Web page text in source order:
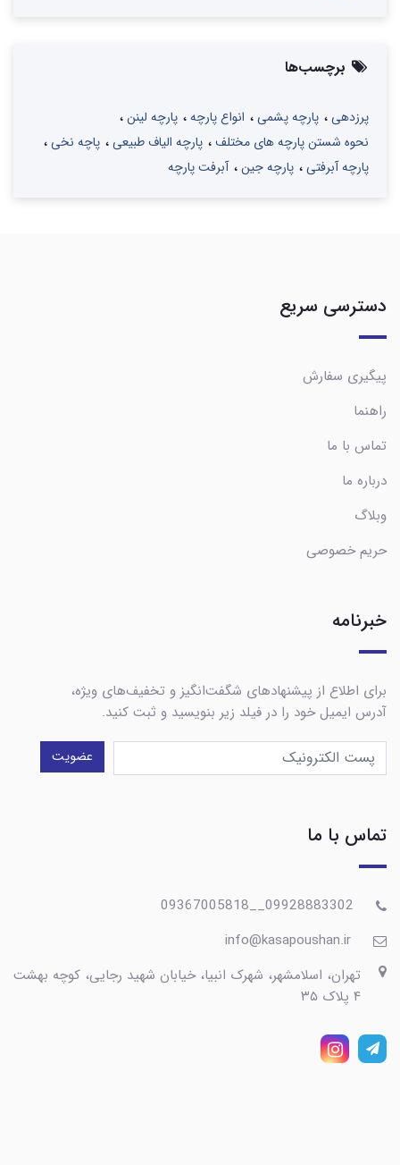
برچسب‌ها
پرزدهی پارچه پشمی انواع پارچه
پارچه لینن
نحوه شستن پارچه های مختلف
پارچه الیاف طبیعی
پاچه نخی
پارچه آبرفتی
پارچه جین آبرفت پارچه
دسترسی سریع
پیگیری سفارش
راهنما
تماس با ما
درباره ما
وبلاگ
حریم خصوصی
خبرنامه
برای اطلاع از پیشنهادهای شگفت‌انگیز و تخفیف‌های ویژه،
آدرس ایمیل خود را در فیلد زیر بنویسید و ثبت کنید.
عضویت
تماس با ما
تهران، اسلامشهر، شهرک انبیا، خیابان شهید رجایی، کوچه بهشت
۴ پلاک ۳۵